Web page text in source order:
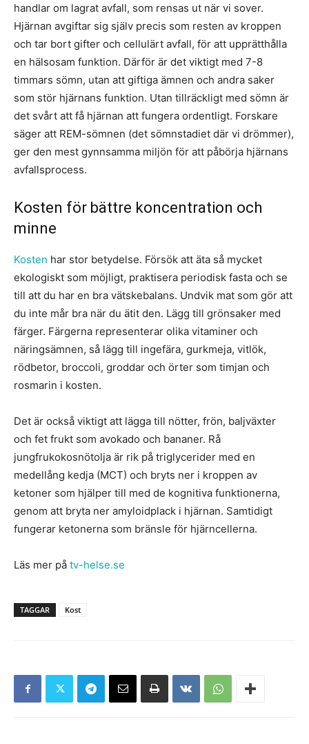
handlar om lagrat avfall, som rensas ut när vi sover.
Hjärnan avgiftar sig själv precis som resten av kroppen
och tar bort gifter och cellulärt avfall, för att upprätthålla
en hälsosam funktion. Därför är det viktigt med 7-8
timmars sömn, utan att giftiga ämnen och andra saker
som stör hjärnans funktion. Utan tillräckligt med sömn är
det svårt att få hjärnan att fungera ordentligt. Forskare
säger att REM-sömnen (det sömnstadiet där vi drömmer),
ger den mest gynnsamma miljön för att påbörja hjärnans
avfallsprocess.
Kosten för bättre koncentration och
minne
Kosten har stor betydelse. Försök att äta så mycket
ekologiskt som möjligt, praktisera periodisk fasta och se
till att du har en bra vätskebalans. Undvik mat som gör att
du inte mår bra när du ätit den. Lägg till grönsaker med
färger. Färgerna representerar olika vitaminer och
näringsämnen, så lägg till ingefära, gurkmeja, vitlök,
rödbetor, broccoli, groddar och örter som timjan och
rosmarin i kosten.
Det är också viktigt att lägga till nötter, frön, baljväxter
och fet frukt som avokado och bananer. Rå
jungfrukokosnötolja är rik på triglycerider med en
medellång kedja (MCT) och bryts ner i kroppen av
ketoner som hjälper till med de kognitiva funktionerna,
genom att bryta ner amyloidplack i hjärnan. Samtidigt
fungerar ketonerna som bränsle för hjärncellerna.
Läs mer på tv-helse.se
TAGGAR Kost